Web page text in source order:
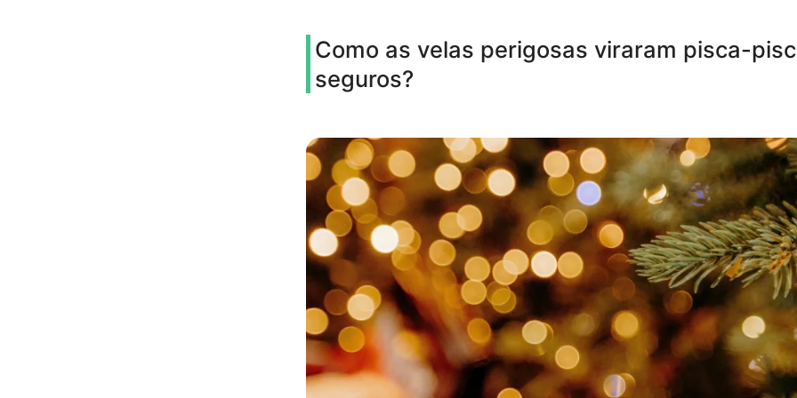
Como as velas perigosas viraram pisca-
seguros?